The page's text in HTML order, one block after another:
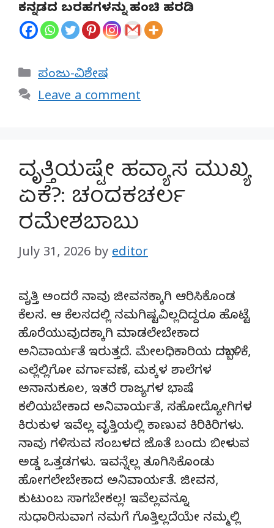
ಕನ್ನಡದ ಬರಹಗಳನ್ನು ಹಂಚಿ ಹರಡಿ
Categories
ಪಂಜು-ವಿಶೇಷ
Leave a comment
ವೃತ್ತಿಯಷ್ಟೇ ಹವ್ಯಾಸ ಮುಖ್ಯ
ಏಕೆ?: ಚಂದಕಚರ್ಲ
ರಮೇಶಬಾಬು
July 31, 2026 by editor
ವೃತ್ತಿ ಅಂದರೆ ನಾವು ಜೀವನಕ್ಕಾಗಿ ಆರಿಸಿಕೊಂಡ
ಕೆಲಸ. ಆ ಕೆಲಸದಲ್ಲಿ ನಮಗಿಷ್ಟವಿಲ್ಲದಿದ್ದರೂ ಹೊಟ್ಟೆ
ಹೊರೆಯುವುದಕ್ಕಾಗಿ ಮಾಡಲೇಬೇಕಾದ
ಅನಿವಾರ್ಯತೆ ಇರುತ್ತದೆ. ಮೇಲಧಿಕಾರಿಯ ದಬ್ಬಾಳಿಕೆ,
ಎಲ್ಲೆಲ್ಲಿಗೋ ವರ್ಗಾವಣೆ, ಮಕ್ಕಳ ಶಾಲೆಗಳ
ಅನಾನುಕೂಲ, ಇತರೆ ರಾಜ್ಯಗಳ ಭಾಷೆ
ಕಲಿಯಬೇಕಾದ ಅನಿವಾರ್ಯತೆ, ಸಹೋದ್ಯೋಗಿಗಳ
ಕಿರುಕುಳ ಇವೆಲ್ಲ ವೃತ್ತಿಯಲ್ಲಿ ಕಾಣುವ ಕಿರಿಕಿರಿಗಳು.
ನಾವು ಗಳಿಸುವ ಸಂಬಳದ ಜೊತೆ ಬಂದು ಬೀಳುವ
ಅಡ್ಡ ಒತ್ತಡಗಳು. ಇವನ್ನೆಲ್ಲ ತೂಗಿಸಿಕೊಂಡು
ಹೋಗಲೇಬೇಕಾದ ಅನಿವಾರ್ಯತೆ. ಜೀವನ,
ಕುಟುಂಬ ಸಾಗಬೇಕಲ್ಲ! ಇವೆಲ್ಲವನ್ನೂ
ಸುಧಾರಿಸುವಾಗ ನಮಗೆ ಗೊತ್ತಿಲ್ಲದೆಯೇ ನಮ್ಮಲ್ಲಿ